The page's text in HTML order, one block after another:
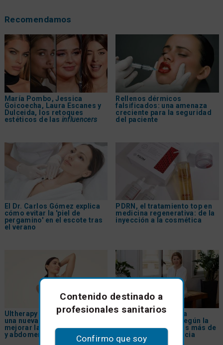
Recomendamos
María Pombo, Jessica
Goicoecha, Laura Escanes y
Dulceida, los retoques
estéticos de las influencers
Rellenos dérmicos
falsificados: una amenaza
creciente para la seguridad
del paciente
El Dr. Carlos Gómez explica
cómo evitar la 'piel de
pergamino' en el escote tras
el verano
PDRN, el tratamiento top en
medicina regenerativa: de la
inyección a la cosmética
Ultherapy Prime® incorpora
una nueva indicación para
mejorar la firmeza de brazos
y abdomen
Las diez claves de la
medicina estética según la
Dra. Natalia Ribé tras más de
30 años de experiencia
Contenido destinado a
profesionales sanitarios
Confirmo que soy